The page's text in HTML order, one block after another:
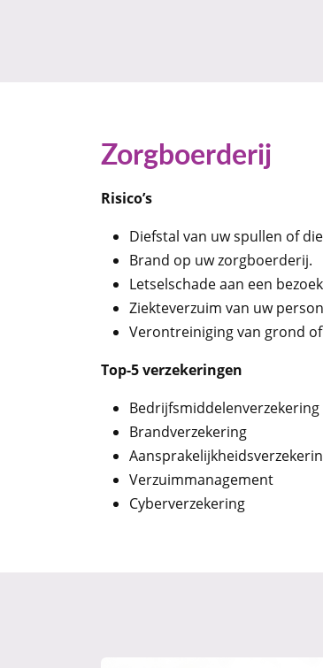
Zorgboerderij
Risico’s
Diefstal van uw spullen of
Brand op uw zorgboerderij.
Letselschade aan een
Ziekteverzuim van uw
Verontreiniging van grond
Top-5 verzekeringen
Bedrijfsmiddelenverzekering
Brandverzekering
Verzuimmanagement
Cyberverzekering